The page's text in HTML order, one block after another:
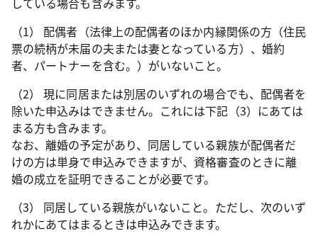
（1） 配偶者（法律上の配偶者のほか内縁関係の方（住民
票の続柄が未届の夫または妻となっている方）、婚約
者、パートナーを含む。）がいないこと。
（2） 現に同居または別居のいずれの場合でも、配偶者を
除いた申込みはできません。これには下記（3）にあては
まる方も含みます。
なお、離婚の予定があり、同居している親族が配偶者だ
けの方は単身で申込みできますが、資格審査のときに離
婚の成立を証明できることが必要です。
（3） 同居している親族がいないこと。ただし、次のいず
れかにあてはまるときは申込みできます。